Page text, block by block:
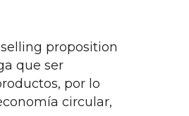
proposition
que ser
por lo
circular,